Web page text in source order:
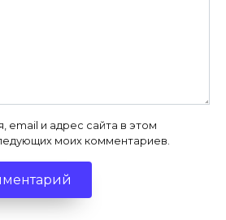
email и адрес сайта в этом
моих комментариев.